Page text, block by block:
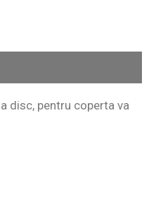
disc, pentru coperta va